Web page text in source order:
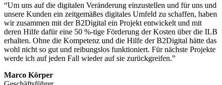
“Um uns auf die digitalen Veränderung einzustellen und für uns und
unsere Kunden ein zeitgemäßes digitales Umfeld zu schaffen, haben
wir zusammen mit der B2Digital ein Projekt entwickelt und mit
deren Hilfe dafür eine 50 %-tige Förderung der Kosten über die ILB
erhalten. Ohne die Kompetenz und die Hilfe der B2Digital hätte das
wohl nicht so gut und reibungslos funktioniert. Für nächste Projekte
werde ich auf jeden Fall wieder auf sie zurückgreifen.”
Marco Körper